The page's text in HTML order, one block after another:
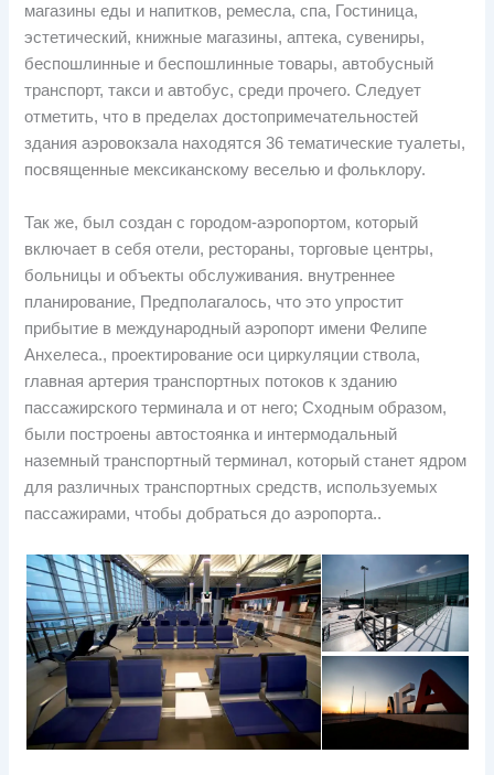
магазины еды и напитков, ремесла, спа, Гостиница,
эстетический, книжные магазины, аптека, сувениры,
беспошлинные и беспошлинные товары, автобусный
транспорт, такси и автобус, среди прочего. Следует
отметить, что в пределах достопримечательностей
здания аэровокзала находятся 36 тематические туалеты,
посвященные мексиканскому веселью и фольклору.
Так же, был создан с городом-аэропортом, который
включает в себя отели, рестораны, торговые центры,
больницы и объекты обслуживания. внутреннее
планирование, Предполагалось, что это упростит
прибытие в международный аэропорт имени Фелипе
Анхелеса., проектирование оси циркуляции ствола,
главная артерия транспортных потоков к зданию
пассажирского терминала и от него; Сходным образом,
были построены автостоянка и интермодальный
наземный транспортный терминал, который станет ядром
для различных транспортных средств, используемых
пассажирами, чтобы добраться до аэропорта..